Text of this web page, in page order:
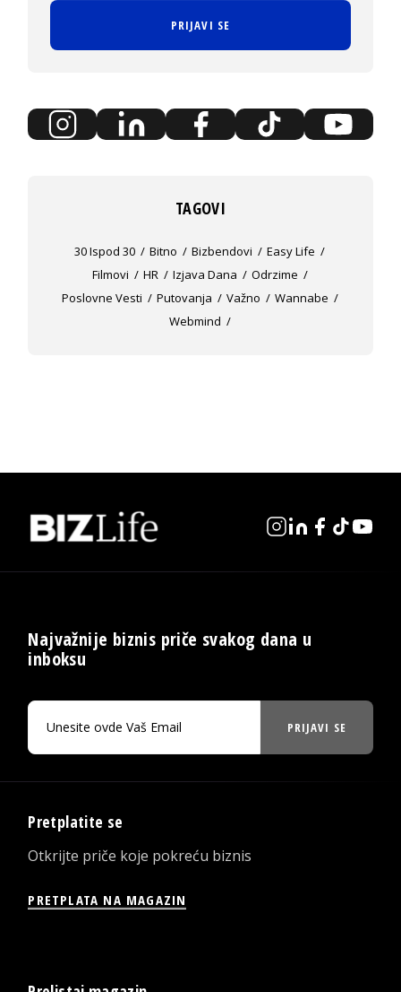
PRIJAVI SE
TAGOVI
30 Ispod 30 Bitno Bizbendovi
Easy Life
Filmovi
HR Izjava Dana
Odrzime
Poslovne Vesti
Putovanja Važno
Wannabe
Webmind
Najvažnije biznis priče svakog dana u
inboksu
PRIJAVI SE
Pretplatite se
Otkrijte priče koje pokreću biznis
PRETPLATA NA MAGAZIN